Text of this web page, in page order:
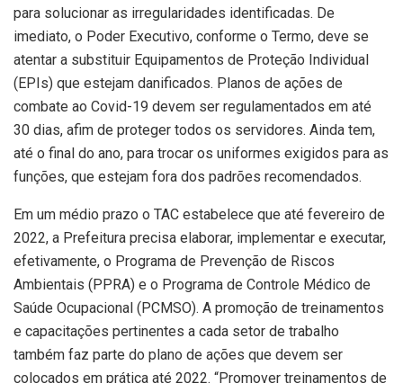
para solucionar as irregularidades identificadas. De
imediato, o Poder Executivo, conforme o Termo, deve se
atentar a substituir Equipamentos de Proteção Individual
(EPIs) que estejam danificados. Planos de ações de
combate ao Covid-19 devem ser regulamentados em até
30 dias, afim de proteger todos os servidores. Ainda tem,
até o final do ano, para trocar os uniformes exigidos para as
funções, que estejam fora dos padrões recomendados.
Em um médio prazo o TAC estabelece que até fevereiro de
2022, a Prefeitura precisa elaborar, implementar e executar,
efetivamente, o Programa de Prevenção de Riscos
Ambientais (PPRA) e o Programa de Controle Médico de
Saúde Ocupacional (PCMSO). A promoção de treinamentos
e capacitações pertinentes a cada setor de trabalho
também faz parte do plano de ações que devem ser
colocados em prática até 2022. “Promover treinamentos de